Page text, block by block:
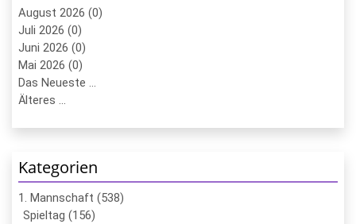
August 2026 (0)
Juli 2026 (0)
Juni 2026 (0)
Mai 2026 (0)
Das Neueste ...
Älteres ...
Kategorien
1. Mannschaft (538)
Spieltag (156)